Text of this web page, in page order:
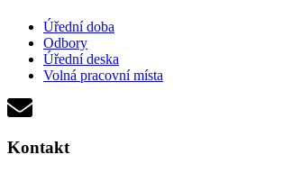
Úřední doba
Odbory
Úřední deska
Volná pracovní místa
Kontakt